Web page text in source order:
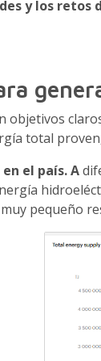
y los retos
objetivos
total
el país. A
pequeño